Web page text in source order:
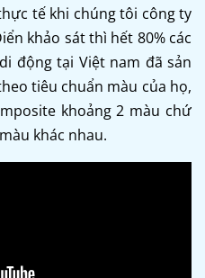
tế khi chúng tôi công ty
khảo sát thì hết 80% các
động tại Việt nam đã sản
tiêu chuẩn màu của họ,
khoảng 2 màu chứ
khác nhau.